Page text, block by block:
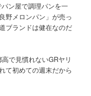
ン屋で調理パンを一
野メロンパン」が売っ
ブランドは健在なのだ
で見慣れないGRヤリ
て初めての週末だから